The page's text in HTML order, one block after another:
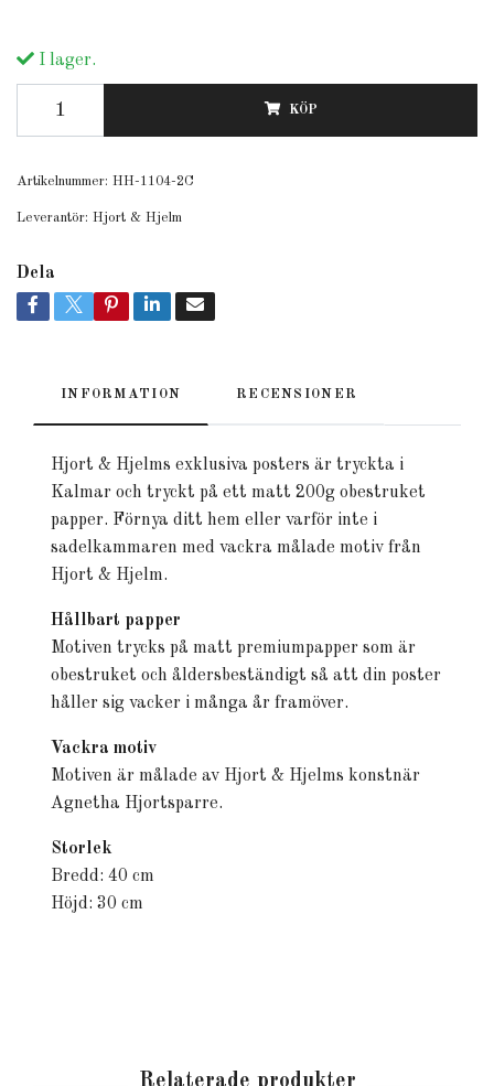
I lager.
KÖP
Artikelnummer: HH-1104-2C
Leverantör: Hjort & Hjelm
Dela
INFORMATION RECENSIONER
Hjort & Hjelms exklusiva posters är tryckta i
Kalmar och tryckt på ett matt 200g obestruket
papper. Förnya ditt hem eller varför inte i
sadelkammaren med vackra målade motiv från
Hjort & Hjelm.
Hållbart papper
Motiven trycks på matt premiumpapper som är
obestruket och åldersbeständigt så att din poster
håller sig vacker i många år framöver.
Vackra motiv
Motiven är målade av Hjort & Hjelms konstnär
Agnetha Hjortsparre.
Storlek
Bredd: 40 cm
Höjd: 30 cm